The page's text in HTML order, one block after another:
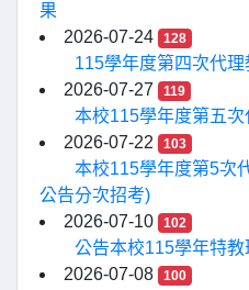
果
2026-07-24
128
115學年度第四次代
2026-07-27
119
本校115學年度第五
2026-07-22
103
本校115學年度第5次
公告分次招考)
2026-07-10
102
公告本校115學年特
2026-07-08
100